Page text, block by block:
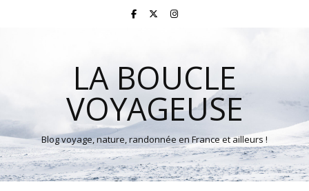
LA BOUCLE
VOYAGEUSE
Blog voyage, nature, randonnée en France et ailleurs !